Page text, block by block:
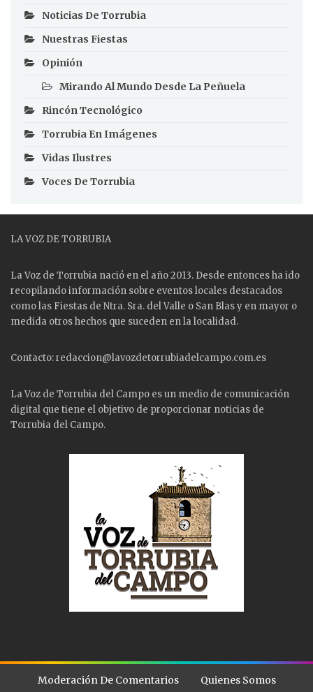
Noticias De Torrubia
Nuestras Fiestas
Opinión
Mirando Al Mundo Desde La Peñuela
Rincón Tecnológico
Torrubia En Imágenes
Vidas Ilustres
Voces De Torrubia
LA VOZ DE TORRUBIA
La Voz de Torrubia nació en el año 2013. Desde entonces ha ido
recopilando información sobre eventos locales destacados
como las Fiestas de Ntra. Sra. del Valle o San Blas y en mayor o
medida otros hechos que suceden en la localidad.
Contacto: redaccion@lavozdetorrubiadelcampo.com.es
La Voz de Torrubia del Campo es un medio de comunicación
digital que tiene el objetivo de proporcionar noticias de
Torrubia del Campo.
Moderación De Comentarios Quienes Somos